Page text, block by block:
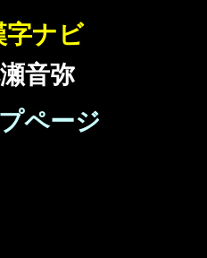
字ナビ
音弥
ページ